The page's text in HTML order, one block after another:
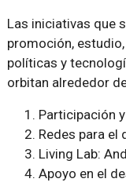
Las iniciativas que
promoción,
políticas y
orbitan alrededor
Participación
Redes para el
Living Lab:
Apoyo en el